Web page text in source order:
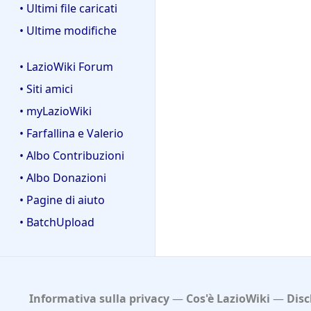
• Ultimi file caricati
• Ultime modifiche
• LazioWiki Forum
• Siti amici
• myLazioWiki
• Farfallina e Valerio
• Albo Contribuzioni
• Albo Donazioni
• Pagine di aiuto
• BatchUpload
Informativa sulla privacy Cos'è LazioWiki